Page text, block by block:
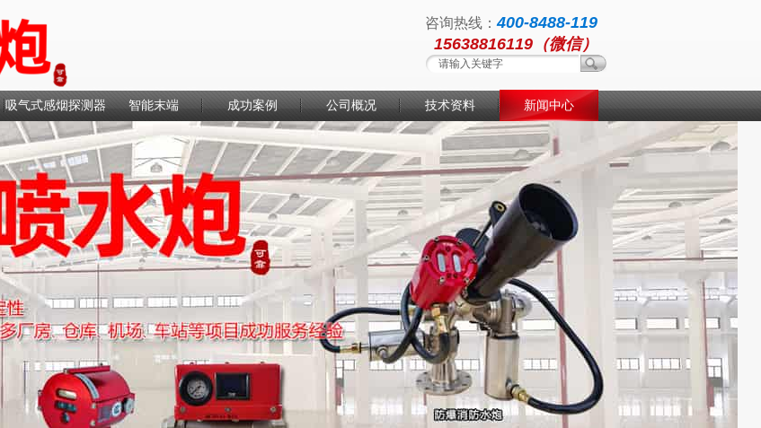
咨询热线：400-8488-119
15638816119（微信）
吸气式感烟探测器 智能末端 成功案例 公司概况 技术资料 新闻中心